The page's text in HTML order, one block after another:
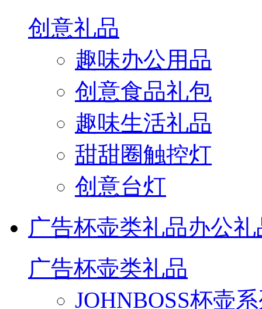
创意礼品
趣味办公用品
创意食品礼包
趣味生活礼品
甜甜圈触控灯
创意台灯
广告杯壶类礼品办公礼
广告杯壶类礼品
JOHNBOSS杯壶